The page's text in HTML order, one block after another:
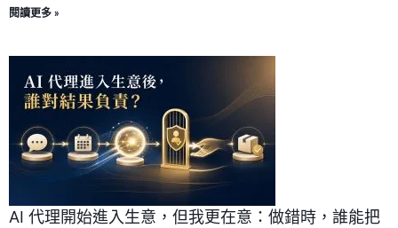
閱讀更多 »
AI 代理開始進入生意，但我更在意：做錯時，誰能把